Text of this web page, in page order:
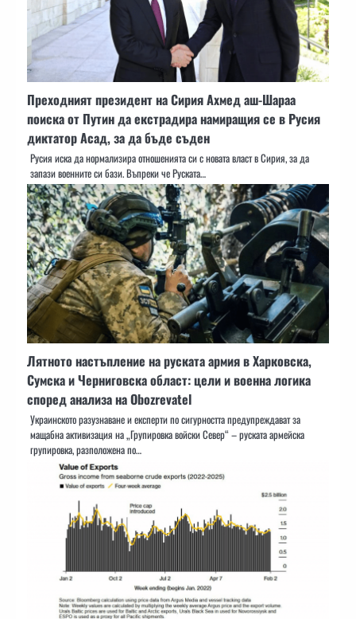
Преходният президент на Сирия Ахмед аш-Шараа
поиска от Путин да екстрадира намиращия се в Русия
диктатор Асад, за да бъде съден
Русия иска да нормализира отношенията си с новата власт в Сирия, за да
запази военните си бази. Въпреки че Руската…
Лятното настъпление на руската армия в Харковска,
Сумска и Черниговска област: цели и военна логика
според анализа на Obozrevatel
Украинското разузнаване и експерти по сигурността предупреждават за
мащабна активизация на „Групировка войски Север“ – руската армейска
групировка, разположена по…